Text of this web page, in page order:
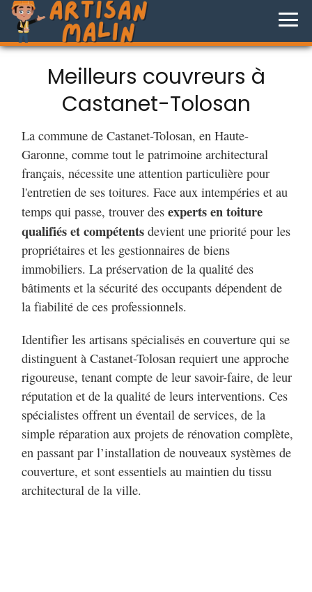
Meilleurs couvreurs à
Castanet-Tolosan
La commune de Castanet-Tolosan, en Haute-
Garonne, comme tout le patrimoine architectural
français, nécessite une attention particulière pour
l'entretien de ses toitures. Face aux intempéries et au
temps qui passe, trouver des experts en toiture
qualifiés et compétents devient une priorité pour les
propriétaires et les gestionnaires de biens
immobiliers. La préservation de la qualité des
bâtiments et la sécurité des occupants dépendent de
la fiabilité de ces professionnels.
Identifier les artisans spécialisés en couverture qui se
distinguent à Castanet-Tolosan requiert une approche
rigoureuse, tenant compte de leur savoir-faire, de leur
réputation et de la qualité de leurs interventions. Ces
spécialistes offrent un éventail de services, de la
simple réparation aux projets de rénovation complète,
en passant par l’installation de nouveaux systèmes de
couverture, et sont essentiels au maintien du tissu
architectural de la ville.